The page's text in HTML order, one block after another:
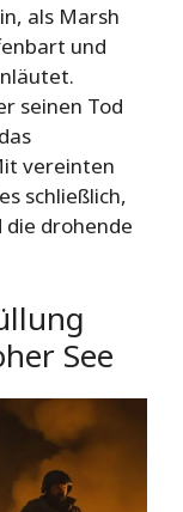
als Marsh
und
seinen Tod
vereinten
schließlich,
die drohende
See